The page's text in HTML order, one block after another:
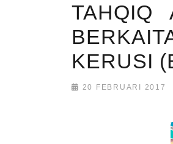
TAHQIQ
KERUSI
20 FEBRUARI 2017